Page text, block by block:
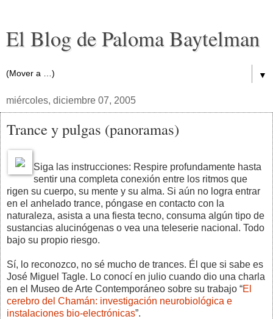
El Blog de Paloma Baytelman
▼
miércoles, diciembre 07, 2005
Trance y pulgas (panoramas)
Siga las instrucciones: Respire profundamente hasta
sentir una completa conexión entre los ritmos que
rigen su cuerpo, su mente y su alma. Si aún no logra entrar
en el anhelado trance, póngase en contacto con la
naturaleza, asista a una fiesta tecno, consuma algún tipo de
sustancias alucinógenas o vea una teleserie nacional. Todo
bajo su propio riesgo.
Sí, lo reconozco, no sé mucho de trances. Él que si sabe es
José Miguel Tagle. Lo conocí en julio cuando dio una charla
en el Museo de Arte Contemporáneo sobre su trabajo “El
cerebro del Chamán: investigación neurobiológica e
instalaciones bio-electrónicas”.